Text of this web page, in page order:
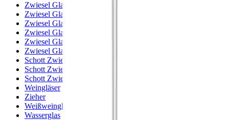
Zwiesel Glas - Vivid Senses (Sensa)
Zwiesel Glas - Vervino
Zwiesel Glas - Prizma
Zwiesel Glas - Enoteca
Zwiesel Glas - Alloro (The First)
Zwiesel Glas - Air Sense
Schott Zwiesel Bar Special
Schott Zwiesel Banquet
Schott Zwiesel
Weingläser
Zieher
Weißweingläser
Wasserglas